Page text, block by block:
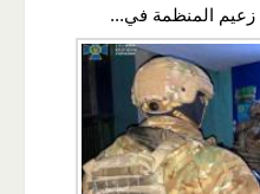
المنظمة في...